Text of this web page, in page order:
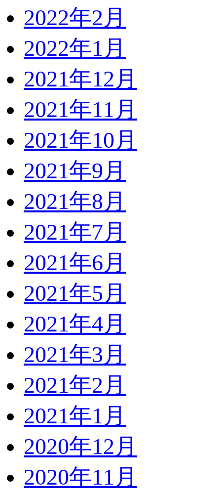
2022年2月
2022年1月
2021年12月
2021年11月
2021年10月
2021年9月
2021年8月
2021年7月
2021年6月
2021年5月
2021年4月
2021年3月
2021年2月
2021年1月
2020年12月
2020年11月